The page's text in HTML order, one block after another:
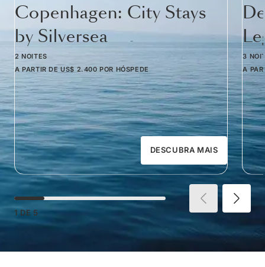
Copenhagen: City Stays
by Silversea
2 NOITES
A PARTIR DE US$ 2.400 POR HÓSPEDE
DESCUBRA MAIS
3
A
1 DE 5